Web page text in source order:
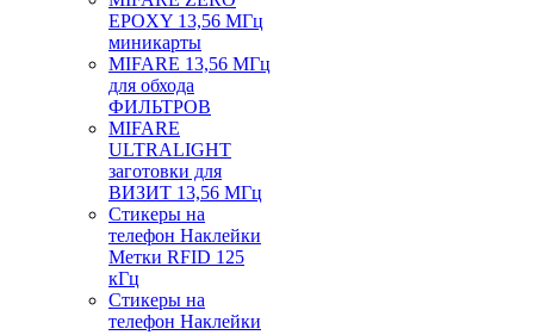
EPOXY 13,56 МГц
миникарты
MIFARE 13,56 МГц
для обхода
ФИЛЬТРОВ
MIFARE
ULTRALIGHT
заготовки для
ВИЗИТ 13,56 МГц
Стикеры на
телефон Наклейки
Метки RFID 125
кГц
Стикеры на
телефон Наклейки